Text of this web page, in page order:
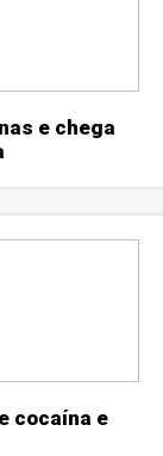
e chega
cocaína e